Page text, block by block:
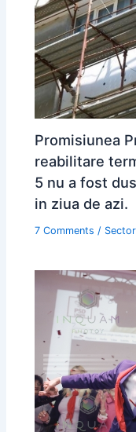
Promisiunea
reabilitare
5 nu a fost
in ziua de azi.
7 Comments /